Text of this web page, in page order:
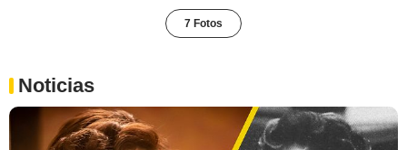
7 Fotos
Noticias